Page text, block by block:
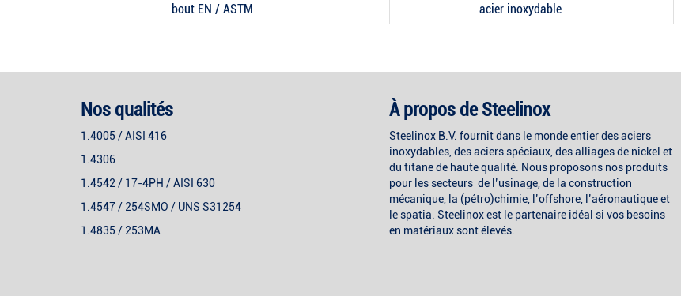
bout EN / ASTM
acier inoxydable
Nos qualités
1.4005 / AISI 416
1.4306
1.4542 / 17-4PH / AISI 630
1.4547 / 254SMO / UNS S31254
1.4835 / 253MA
À propos de Steelinox
Steelinox B.V. fournit dans le monde entier des aciers
inoxydables, des aciers spéciaux, des alliages de nickel et
du titane de haute qualité. Nous proposons nos produits
pour les secteurs de l’usinage, de la construction
mécanique, la (pétro)chimie, l’offshore, l’aéronautique et
le spatia. Steelinox est le partenaire idéal si vos besoins
en matériaux sont élevés.